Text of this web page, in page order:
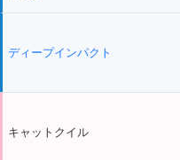
ディープインパクト
キャットクイル